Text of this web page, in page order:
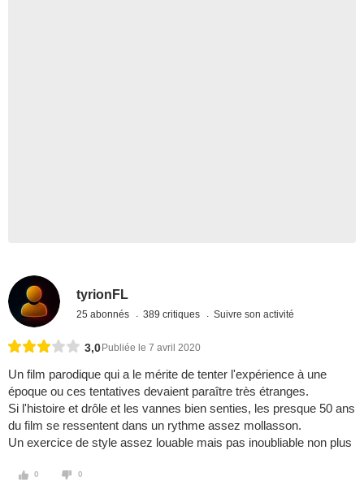
tyrionFL
25 abonnés 389 critiques Suivre son activité
3,0 Publiée le 7 avril 2020
Un film parodique qui a le mérite de tenter l'expérience à une
époque ou ces tentatives devaient paraître très étranges.
Si l'histoire et drôle et les vannes bien senties, les presque 50 ans
du film se ressentent dans un rythme assez mollasson.
Un exercice de style assez louable mais pas inoubliable non plus
0 0